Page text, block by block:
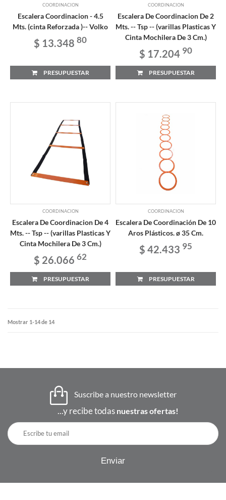
COORDINACION
Escalera Coordinacion - 4.5
Mts. (cinta Reforzada )-- Volko
$ 13.348 80
PRESUPUESTAR
COORDINACION
Escalera De Coordinacion De 2
Mts. -- Tsp -- (varillas Plasticas Y
Cinta Mochilera De 3 Cm.)
$ 17.204 90
PRESUPUESTAR
COORDINACION
Escalera De Coordinacion De 4
Mts. -- Tsp -- (varillas Plasticas Y
Cinta Mochilera De 3 Cm.)
$ 26.066 62
PRESUPUESTAR
COORDINACION
Escalera De Coordinación De 10
Aros Plásticos. ø 35 Cm.
$ 42.433 95
PRESUPUESTAR
Mostrar 1-14 de 14
Suscribe a nuestro newsletter
...y recibe todas nuestras ofertas!